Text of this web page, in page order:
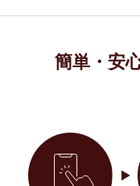
簡単・安